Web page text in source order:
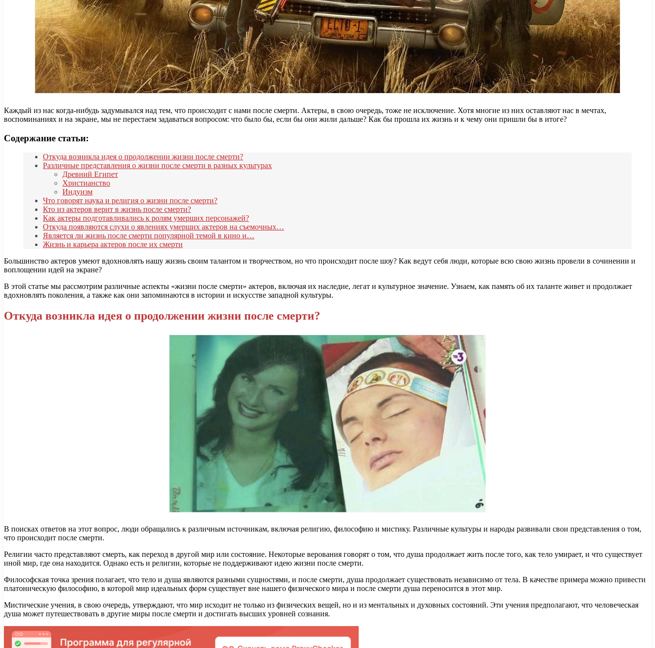
Каждый из нас когда-нибудь задумывался над тем, что происходит с нами после смерти. Актеры, в свою очередь, тоже не исключение. Хотя многие из них оставляют нас в мечтах,
воспоминаниях и на экране, мы не перестаем задаваться вопросом: что было бы, если бы они жили дальше? Как бы прошла их жизнь и к чему они пришли бы в итоге?
Содержание статьи:
Откуда возникла идея о продолжении жизни после смерти?
Различные представления о жизни после смерти в разных культурах
Древний Египет
Христианство
Индуизм
Что говорят наука и религия о жизни после смерти?
Кто из актеров верит в жизнь после смерти?
Как актеры подготавливались к ролям умерших персонажей?
Откуда появляются слухи о явлениях умерших актеров на съемочных…
Является ли жизнь после смерти популярной темой в кино и…
Жизнь и карьера актеров после их смерти
Большинство актеров умеют вдохновлять нашу жизнь своим талантом и творчеством, но что происходит после шоу? Как ведут себя люди, которые всю свою жизнь провели в сочинении и
воплощении идей на экране?
В этой статье мы рассмотрим различные аспекты «жизни после смерти» актеров, включая их наследие, легат и культурное значение. Узнаем, как память об их таланте живет и продолжает
вдохновлять поколения, а также как они запоминаются в истории и искусстве западной культуры.
Откуда возникла идея о продолжении жизни после смерти?
В поисках ответов на этот вопрос, люди обращались к различным источникам, включая религию, философию и мистику. Различные культуры и народы развивали свои представления о том,
что происходит после смерти.
Религии часто представляют смерть, как переход в другой мир или состояние. Некоторые верования говорят о том, что душа продолжает жить после того, как тело умирает, и что существует
иной мир, где она находится. Однако есть и религии, которые не поддерживают идею жизни после смерти.
Философская точка зрения полагает, что тело и душа являются разными сущностями, и после смерти, душа продолжает существовать независимо от тела. В качестве примера можно привести
платоническую философию, в которой мир идеальных форм существует вне нашего физического мира и после смерти душа переносится в этот мир.
Мистические учения, в свою очередь, утверждают, что мир исходит не только из физических вещей, но и из ментальных и духовных состояний. Эти учения предполагают, что человеческая
душа может путешествовать в другие миры после смерти и достигать высших уровней сознания.